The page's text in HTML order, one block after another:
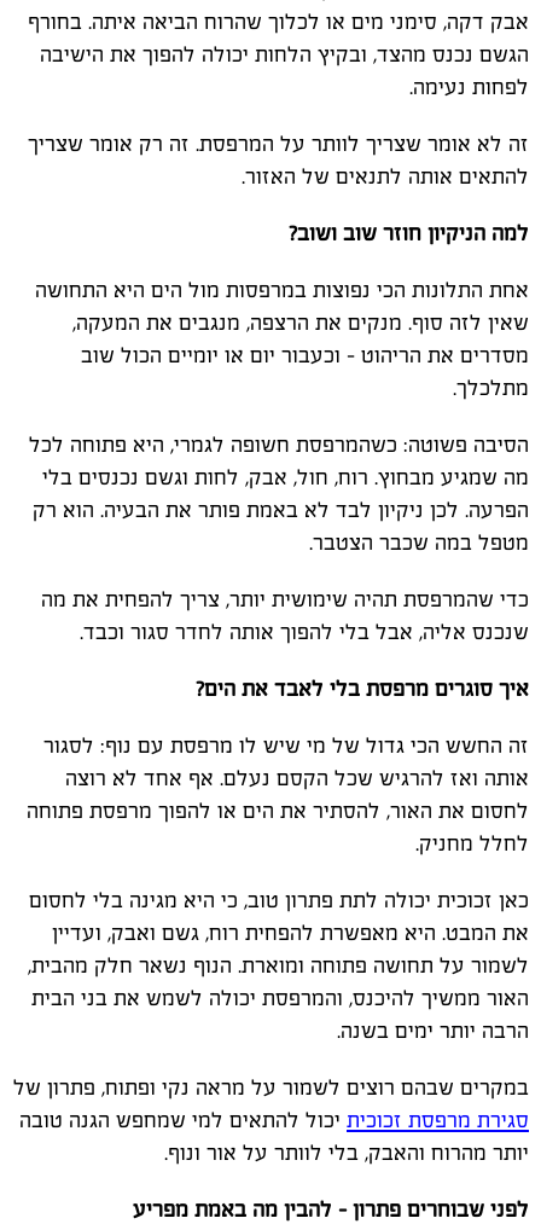
אבק דקה, סימני מים או לכלוך שהרוח הביאה איתה. בחורף
הגשם נכנס מהצד, ובקיץ הלחות יכולה להפוך את הישיבה
לפחות נעימה.
זה לא אומר שצריך לוותר על המרפסת. זה רק אומר שצריך
להתאים אותה לתנאים של האזור.
למה הניקיון חוזר שוב ושוב?
אחת התלונות הכי נפוצות במרפסות מול הים היא התחושה
שאין לזה סוף. מנקים את הרצפה, מנגבים את המעקה,
מסדרים את הריהוט - וכעבור יום או יומיים הכול שוב
מתלכלך.
הסיבה פשוטה: כשהמרפסת חשופה לגמרי, היא פתוחה לכל
מה שמגיע מבחוץ. רוח, חול, אבק, לחות וגשם נכנסים בלי
הפרעה. לכן ניקיון לבד לא באמת פותר את הבעיה. הוא רק
מטפל במה שכבר הצטבר.
כדי שהמרפסת תהיה שימושית יותר, צריך להפחית את מה
שנכנס אליה, אבל בלי להפוך אותה לחדר סגור וכבד.
איך סוגרים מרפסת בלי לאבד את הים?
זה החשש הכי גדול של מי שיש לו מרפסת עם נוף: לסגור
אותה ואז להרגיש שכל הקסם נעלם. אף אחד לא רוצה
לחסום את האור, להסתיר את הים או להפוך מרפסת פתוחה
לחלל מחניק.
כאן זכוכית יכולה לתת פתרון טוב, כי היא מגינה בלי לחסום
את המבט. היא מאפשרת להפחית רוח, גשם ואבק, ועדיין
לשמור על תחושה פתוחה ומוארת. הנוף נשאר חלק מהבית,
האור ממשיך להיכנס, והמרפסת יכולה לשמש את בני הבית
הרבה יותר ימים בשנה.
במקרים שבהם רוצים לשמור על מראה נקי ופתוח, פתרון של
סגירת מרפסת זכוכית יכול להתאים למי שמחפש הגנה טובה
יותר מהרוח והאבק, בלי לוותר על אור ונוף.
לפני שבוחרים פתרון - להבין מה באמת מפריע